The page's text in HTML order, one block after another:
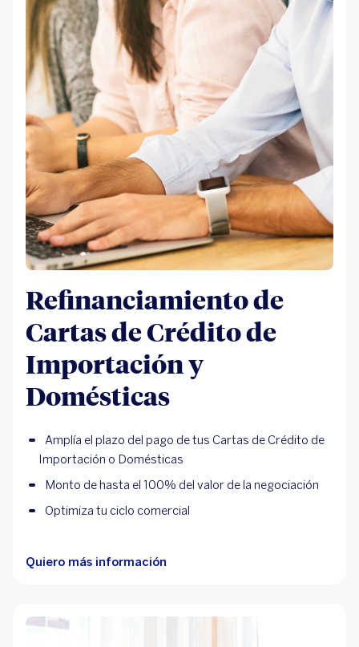
Refinanciamiento de
Cartas de Crédito de
Importación y
Domésticas
Amplía el plazo del pago de tus Cartas de Crédito de
Importación o Domésticas
Monto de hasta el 100% del valor de la negociación
Optimiza tu ciclo comercial
Quiero más información